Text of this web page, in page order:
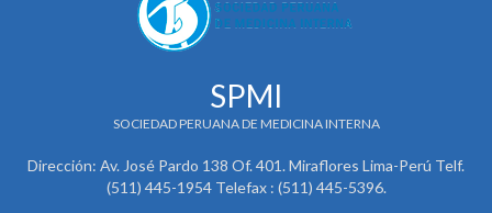
SPMI
SOCIEDAD PERUANA DE MEDICINA INTERNA
Dirección: Av. José Pardo 138 Of. 401. Miraflores Lima-Perú Telf.
(511) 445-1954 Telefax : (511) 445-5396.